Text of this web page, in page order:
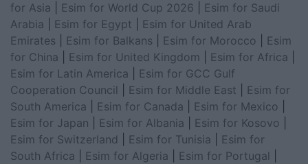
for Asia
Esim for World Cup 2026
Esim for Saudi
Arabia
Esim for Egypt
Esim for United Arab
Emirates
Esim for Balkans Esim for Morocco
Esim
for China
Esim for United Kingdom Esim for Africa
Esim for Latin America
Esim for GCC Gulf
Cooperation Council
Esim for Middle East
Esim for
South America
Esim for Canada Esim for Mexico
Esim for Japan
Esim for Albania Esim for Kosovo
Esim for Switzerland
Esim for Tunisia
Esim for
South Africa
Esim for Algeria Esim for Portugal